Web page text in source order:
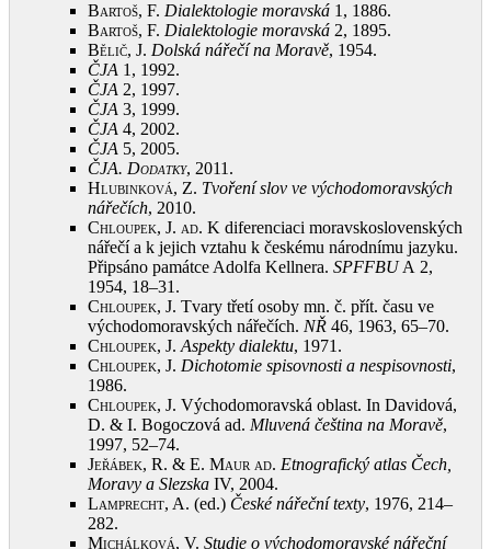
Bartoš, F. Dialektologie moravská 1, 1886.
Bartoš, F. Dialektologie moravská 2, 1895.
Bělič, J. Dolská nářečí na Moravě, 1954.
ČJA 1, 1992.
ČJA 2, 1997.
ČJA 3, 1999.
ČJA 4, 2002.
ČJA 5, 2005.
ČJA. Dodatky, 2011 .
Hlubinková, Z. Tvoření slov ve východomoravských
nářečích, 2010.
Chloupek, J. ad. K diferenciaci moravskoslovenských
nářečí a k jejich vztahu k českému národnímu jazyku.
Připsáno památce Adolfa Kellnera. SPFFBUA 2,
1954, 18–31 .
Chloupek, J. Tvary třetí osoby mn. č. přít. času ve
východomoravských nářečích. NŘ 46, 1963, 65–70.
Chloupek, J. Aspekty dialektu, 1971 .
Chloupek, J. Dichotomie spisovnosti a nespisovnosti,
1986.
Chloupek, J. Východomoravská oblast. In Davidová,
D. & I. Bogoczová ad. Mluvená čeština na Moravě,
1997, 52–74.
Jeřábek, R. & E. Maur ad. Etnografický atlas Čech,
Moravy a Slezska IV, 2004.
Lamprecht, A. (ed.) České nářeční texty, 1976, 214–
282.
Michálková, V. Studie o východomoravské nářeční